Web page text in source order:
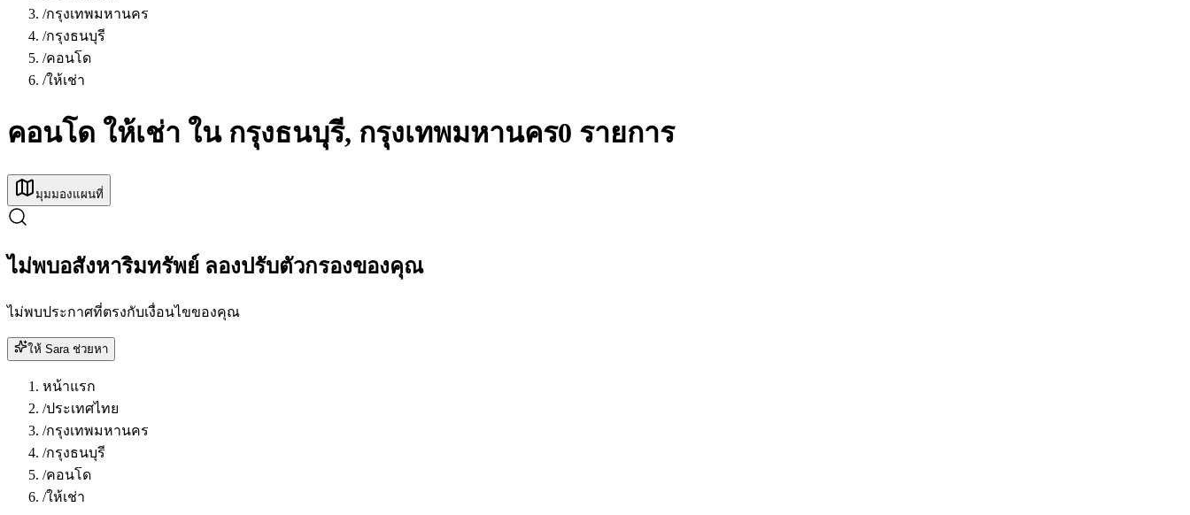
/กรุงเทพมหานคร
/กรุงธนบุรี
/คอนโด
/ให้เช่า
คอนโด ให้เช่า ใน กรุงธนบุรี, กรุงเทพมหานคร0 รายการ
มุมมองแผนที่
ไม่พบอสังหาริมทรัพย์ ลองปรับตัวกรองของคุณ
ไม่พบประกาศที่ตรงกับเงื่อนไขของคุณ
ให้ Sara ช่วยหา
หน้าแรก
/ประเทศไทย
/กรุงเทพมหานคร
/กรุงธนบุรี
/คอนโด
/ให้เช่า